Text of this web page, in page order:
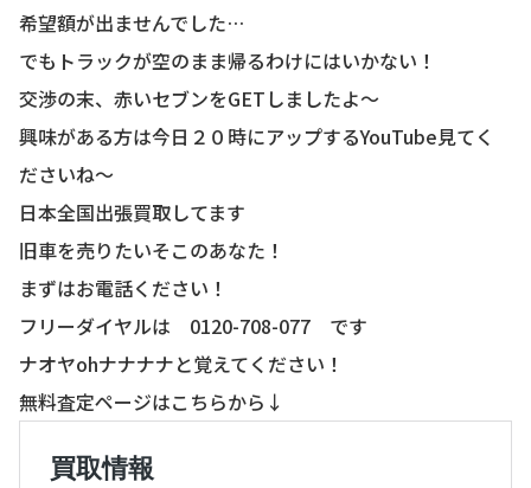
希望額が出ませんでした…
でもトラックが空のまま帰るわけにはいかない！
交渉の末、赤いセブンをGETしましたよ〜
興味がある方は今日２０時にアップするYouTube見てく
ださいね〜
日本全国出張買取してます
旧車を売りたいそこのあなた！
まずはお電話ください！
フリーダイヤルは 0120-708-077 です
ナオヤohナナナナと覚えてください！
無料査定ページはこちらから↓